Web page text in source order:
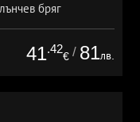
бряг
41.42
€ / 81лв.